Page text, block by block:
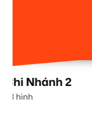
Chi Nhánh 1
16 hình